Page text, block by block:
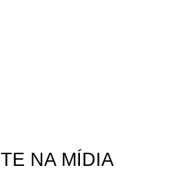
NA MÍDIA